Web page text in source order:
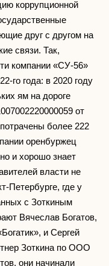
коррупционной
друг с другом на
связи. Так,
компании «СУ-56»
го года: в 2020 году
ям на дороге
от
более 222
оренбуржец
и хорошо знает
власти не
Петербурге, где у
с Зоткиным
Вячеслав Богатов,
и Сергей
Зоткина по ООО
они начинали